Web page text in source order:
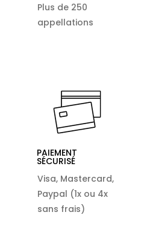
Plus de 250
appellations
PAIEMENT
SÉCURISÉ
Visa, Mastercard,
Paypal (1x ou 4x
sans frais)